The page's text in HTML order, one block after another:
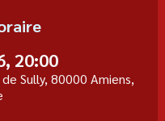
20:00
Sully, 80000 Amiens,